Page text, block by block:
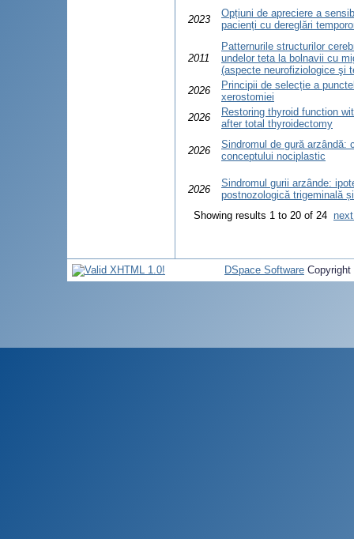
2023
Opțiuni de apreciere a
pacienți cu dereglări
2011
Patternurile structurilor
undelor teta la bolnavii cu
(aspecte neurofiziologice şi
2026
Principii de selecție a
xerostomiei
2026
Restoring thyroid function
after total thyroidectomy
2026
Sindromul de gură arzândă:
conceptului nociplastic
2026
Sindromul gurii arzânde:
postnozologică trigeminală
Showing results 1 to 20 of 24
DSpace Software